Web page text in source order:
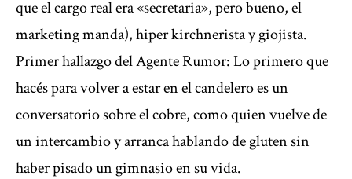
que el cargo real era «secretaria», pero bueno, el
marketing manda), hiper kirchnerista y giojista.
Primer hallazgo del Agente Rumor: Lo primero que
hacés para volver a estar en el candelero es un
conversatorio sobre el cobre, como quien vuelve de
un intercambio y arranca hablando de gluten sin
haber pisado un gimnasio en su vida.